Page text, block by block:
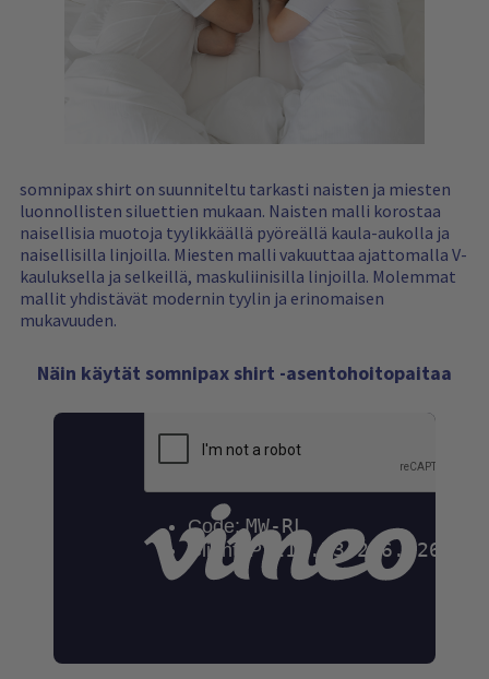
somnipax shirt on suunniteltu tarkasti naisten ja miesten
luonnollisten siluettien mukaan. Naisten malli korostaa
naisellisia muotoja tyylikkäällä pyöreällä kaula-aukolla ja
naisellisilla linjoilla. Miesten malli vakuuttaa ajattomalla V-
kauluksella ja selkeillä, maskuliinisilla linjoilla. Molemmat
mallit yhdistävät modernin tyylin ja erinomaisen
mukavuuden.
Näin käytät somnipax shirt -asentohoitopaitaa